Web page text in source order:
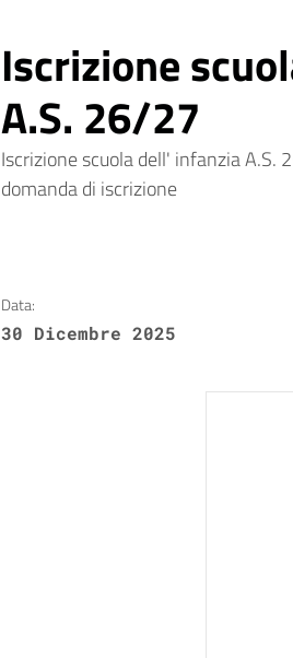
Iscrizione
A.S. 26/27
Iscrizione scuola dell' infanzia A.S.
domanda di iscrizione
Data:
30 Dicembre 2025